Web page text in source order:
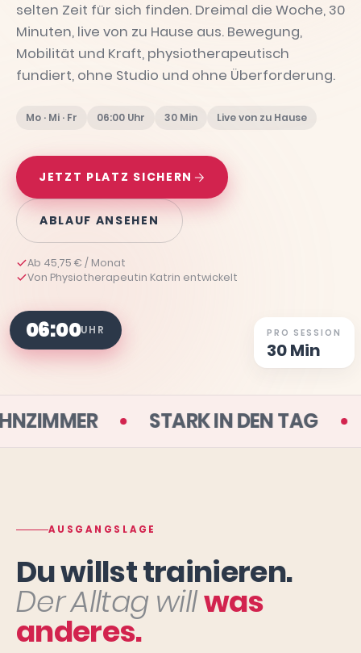
selten Zeit für sich finden. Dreimal die Woche, 30
Minuten, live von zu Hause aus. Bewegung,
Mobilität und Kraft, physiotherapeutisch
fundiert, ohne Studio und ohne Überforderung.
Mo · Mi · Fr 06:00 Uhr 30 Min Live von zu Hause
JETZT PLATZ SICHERN
ABLAUF ANSEHEN
Ab 45,75 € / Monat
Von Physiotherapeutin Katrin entwickelt
06:00UHR PRO SESSION
30 Min
WOHNZIMMER STARK IN
AUSGANGSLAGE
Du willst trainieren.
Der Alltag willwas
anderes.